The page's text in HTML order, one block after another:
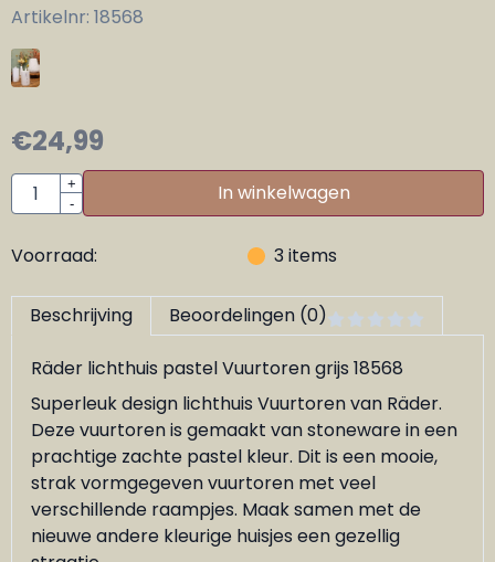
Artikelnr: 18568
€24,99
Aantal
+
-
In winkelwagen
Voorraad: 3items
Beschrijving Beoordelingen (0)
Räder lichthuis pastel Vuurtoren grijs 18568
Superleuk design lichthuis Vuurtoren van Räder.
Deze vuurtoren is gemaakt van stoneware in een
prachtige zachte pastel kleur. Dit is een mooie,
strak vormgegeven vuurtoren met veel
verschillende raampjes. Maak samen met de
nieuwe andere kleurige huisjes een gezellig